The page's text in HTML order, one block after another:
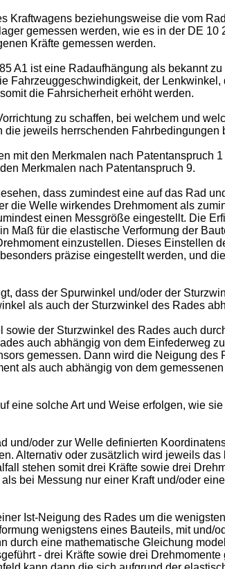
Kraftwagens beziehungsweise die vom
gemessen werden, wie es in der DE 10
Kräfte gemessen werden.
A1 ist eine Radaufhängung als bekannt
Fahrzeuggeschwindigkeit, der
die Fahrsicherheit erhöht werden.
zu schaffen, bei welchem und
jeweils herrschenden Fahrbedingungen
mit den Merkmalen nach Patentanspruch
Merkmalen nach Patentanspruch 9.
dass zumindest eine auf das Rad
die Welle wirkendes Drehmoment als
einen Messgröße eingestellt. Die
Maß für die elastische Verformung der
einzustellen. Dieses Einstellen
präzise eingestellt werden, und
dass der Spurwinkel und/oder der
als auch der Sturzwinkel des Rades
der Sturzwinkel des Rades auch
auch abhängig von dem Einfederweg
gemessen. Dann wird die Neigung
als auch abhängig von dem
eine solche Art und Weise erfolgen, wie
und/oder zur Welle definierten
Alternativ oder zusätzlich wird jeweils
stehen somit drei Kräfte sowie drei
bei Messung nur einer Kraft und/oder
Ist-Neigung des Rades um die
wenigstens eines Bauteils, mit und/
durch eine mathematische Gleichung
- drei Kräfte sowie drei